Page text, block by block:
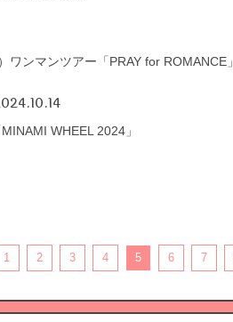
ワンマンツアー「PRAY for ROMANCE」
WHEEL 2024」
1 2 3 4 5 6 7